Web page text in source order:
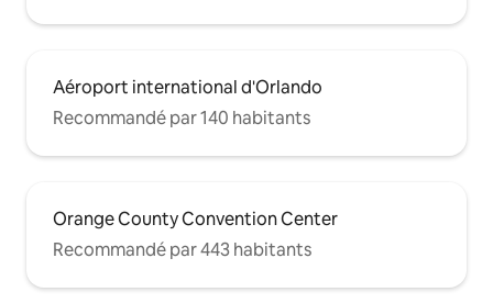
Aéroport international d'Orlando
Recommandé par 140 habitants
Orange County Convention Center
Recommandé par 443 habitants